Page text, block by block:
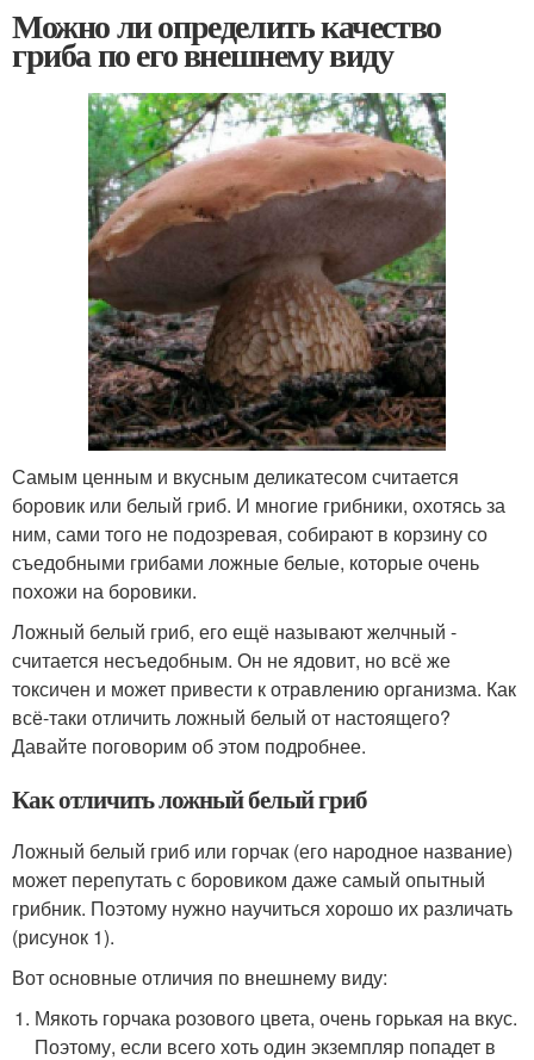
Можно ли определить качество
гриба по его внешнему виду
Самым ценным и вкусным деликатесом считается
боровик или белый гриб. И многие грибники, охотясь за
ним, сами того не подозревая, собирают в корзину со
съедобными грибами ложные белые, которые очень
похожи на боровики.
Ложный белый гриб, его ещё называют желчный -
считается несъедобным. Он не ядовит, но всё же
токсичен и может привести к отравлению организма. Как
всё-таки отличить ложный белый от настоящего?
Давайте поговорим об этом подробнее.
Как отличить ложный белый гриб
Ложный белый гриб или горчак (его народное название)
может перепутать с боровиком даже самый опытный
грибник. Поэтому нужно научиться хорошо их различать
(рисунок 1).
Вот основные отличия по внешнему виду:
Мякоть горчака розового цвета, очень горькая на вкус.
Поэтому, если всего хоть один экземпляр попадет в